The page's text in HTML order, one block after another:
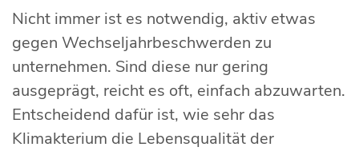
Nicht immer ist es notwendig, aktiv etwas
gegen Wechseljahrbeschwerden zu
unternehmen. Sind diese nur gering
ausgeprägt, reicht es oft, einfach abzuwarten.
Entscheidend dafür ist, wie sehr das
Klimakterium die Lebensqualität der